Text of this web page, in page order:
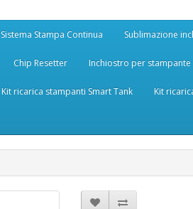
Sistema Stampa Continua Sublimazione
Chip Resetter Inchiostro per stampante
Kit ricarica stampanti Smart Tank Kit